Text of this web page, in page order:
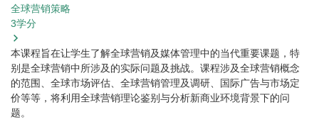
全球营销策略
3学分
本课程旨在让学生了解全球营销及媒体管理中的当代重要课题，特
别是全球营销中所涉及的实际问题及挑战。课程涉及全球营销概念
的范围、全球市场评估、全球营销管理及调研、国际广告与市场定
价等等，将利用全球营销理论鉴别与分析新商业环境背景下的问
题。